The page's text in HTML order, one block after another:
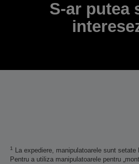
S-ar putea
1
La expediere, manipulatoarele sunt setate
Pentru a utiliza manipulatoarele pentru